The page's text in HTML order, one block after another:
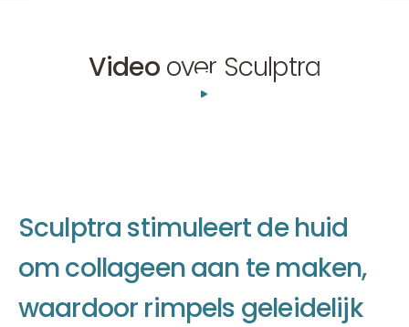
Videoover Sculptra
Sculptra stimuleertde huid
omcollageenaan temaken,
waardoor rimpels geleidelijk